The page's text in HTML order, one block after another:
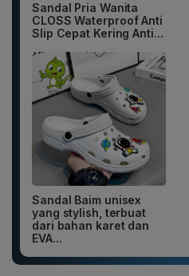
Sandal Pria Wanita
CLOSS Waterproof Anti
Slip Cepat Kering Anti...
Sandal Baim unisex
yang stylish, terbuat
dari bahan karet dan
EVA...